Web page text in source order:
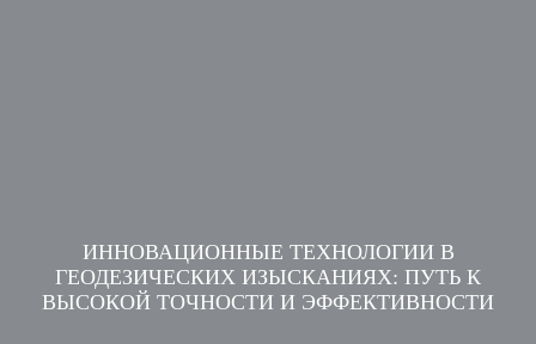
ИННОВАЦИОННЫЕ ТЕХНОЛОГИИ В
ГЕОДЕЗИЧЕСКИХ ИЗЫСКАНИЯХ: ПУТЬ К
ВЫСОКОЙ ТОЧНОСТИ И ЭФФЕКТИВНОСТИ